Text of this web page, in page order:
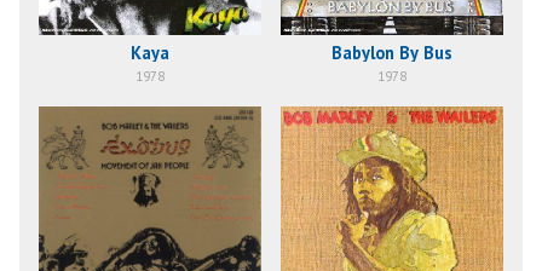
Kaya
1978
Babylon By Bus
1978